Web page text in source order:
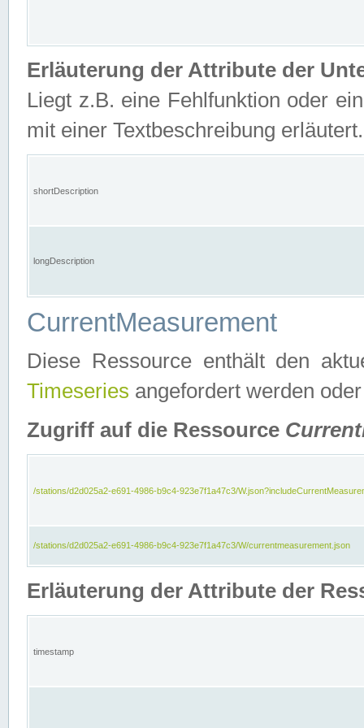
Erläuterung der Attribute der
Liegt z.B. eine Fehlfunktion oder
mit einer Textbeschreibung erläutert.
shortDescription
longDescription
CurrentMeasurement
Diese Ressource enthält den
Timeseries angefordert werden
Zugriff auf die Ressource
/stations/d2d025a2-e691-4986-b9c4-923e7f1a47c3/
/stations/d2d025a2-e691-4986-b9c4-923e7f1a47c3/W/currentmeasurement.json
Erläuterung der Attribute der
timestamp